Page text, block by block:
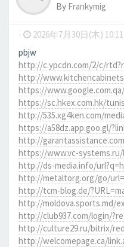
By Frankymig
- 2026年7月30日(木) 10:11
pbjw
http://c.ypcdn.com/2/c/
http://
https://
https://sc.hkex.com.hk/
http://535.xg4ken.com/
https://a58dz.app.goo.gl/
http://
https://www.vc-systems.ru/
http://ds-media.info/
http://metaltorg.org/go/
http://tcm-blog.de/
http://moldova.sports.md/
http://club937.com/login/
http://culture29.ru/bitrix/
http://welcomepage.ca/